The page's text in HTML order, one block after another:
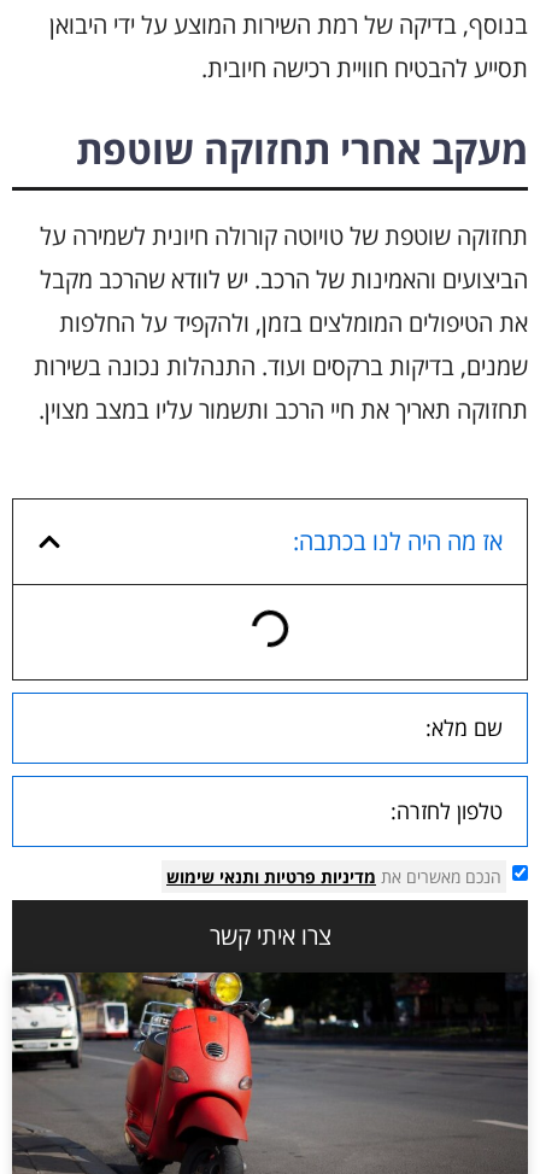
בנוסף, בדיקה של רמת השירות המוצע על ידי היבואן
תסייע להבטיח חוויית רכישה חיובית.
מעקב אחרי תחזוקה שוטפת
תחזוקה שוטפת של טויוטה קורולה חיונית לשמירה על
הביצועים והאמינות של הרכב. יש לוודא שהרכב מקבל
את הטיפולים המומלצים בזמן, ולהקפיד על החלפות
שמנים, בדיקות ברקסים ועוד. התנהלות נכונה בשירות
תחזוקה תאריך את חיי הרכב ותשמור עליו במצב מצוין.
אז מה היה לנו בכתבה:
הנכם מאשרים את מדיניות פרטיות ותנאי שימוש
צרו איתי קשר